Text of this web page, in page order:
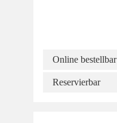
Online bestellbar
Reservierbar